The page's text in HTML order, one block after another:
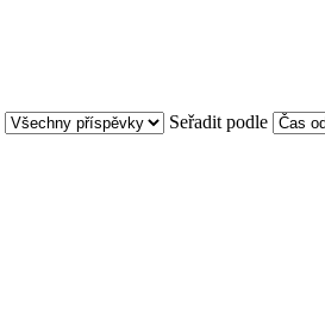
Seřadit podle